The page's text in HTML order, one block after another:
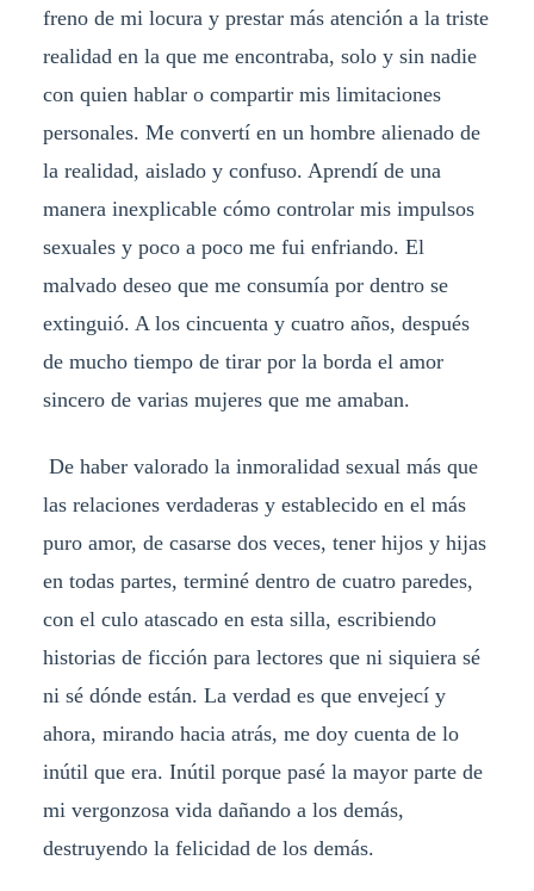
freno de mi locura y prestar más atención a la triste
realidad en la que me encontraba, solo y sin nadie
con quien hablar o compartir mis limitaciones
personales. Me convertí en un hombre alienado de
la realidad, aislado y confuso. Aprendí de una
manera inexplicable cómo controlar mis impulsos
sexuales y poco a poco me fui enfriando. El
malvado deseo que me consumía por dentro se
extinguió. A los cincuenta y cuatro años, después
de mucho tiempo de tirar por la borda el amor
sincero de varias mujeres que me amaban.
De haber valorado la inmoralidad sexual más que
las relaciones verdaderas y establecido en el más
puro amor, de casarse dos veces, tener hijos y hijas
en todas partes, terminé dentro de cuatro paredes,
con el culo atascado en esta silla, escribiendo
historias de ficción para lectores que ni siquiera sé
ni sé dónde están. La verdad es que envejecí y
ahora, mirando hacia atrás, me doy cuenta de lo
inútil que era. Inútil porque pasé la mayor parte de
mi vergonzosa vida dañando a los demás,
destruyendo la felicidad de los demás.